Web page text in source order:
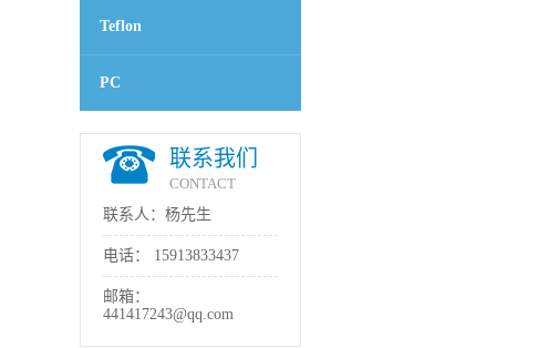
Teflon
PC
联系我们
CONTACT
联系人：杨先生
电话： 15913833437
邮箱：
441417243@qq.com